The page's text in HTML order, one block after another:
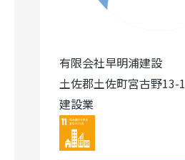
有限会社早明浦建設
土佐郡土佐町宮古野13-1
建設業
Image